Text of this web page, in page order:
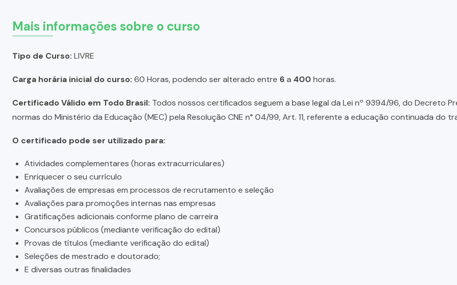
Mais informações sobre o curso
Tipo de Curso: LIVRE
Carga horária inicial do curso: 60 Horas, podendo ser alterado entre 6a 400 horas.
Certificado Válido em Todo Brasil: Todos nossos certificados seguem a base legal da Lei nº 9394/96, do Decreto
normas do Ministério da Educação (MEC) pela Resolução CNE n° 04/99, Art. 11, referente a educação continuada do
O certificado pode ser utilizado para:
Atividades complementares (horas extracurriculares)
Enriquecer o seu currículo
Avaliações de empresas em processos de recrutamento e seleção
Avaliações para promoções internas nas empresas
Gratificações adicionais conforme plano de carreira
Concursos públicos (mediante verificação do edital)
Provas de títulos (mediante verificação do edital)
Seleções de mestrado e doutorado;
E diversas outras finalidades